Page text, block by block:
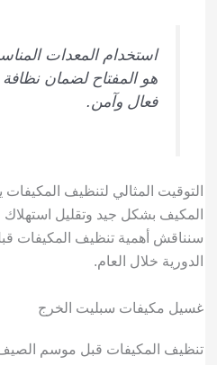
استخدام المعدات
هو المفتاح لضمان
فعال وآمن.
التوقيت المثالي لتنظيف
المكيف بشكل جيد وتقليل استهلاك
سنناقش أهمية تنظيف المكيفات
الدورية خلال العام.
غسيل مكيفات سبليت الخرج
تنظيف المكيفات قبل موسم الصيف